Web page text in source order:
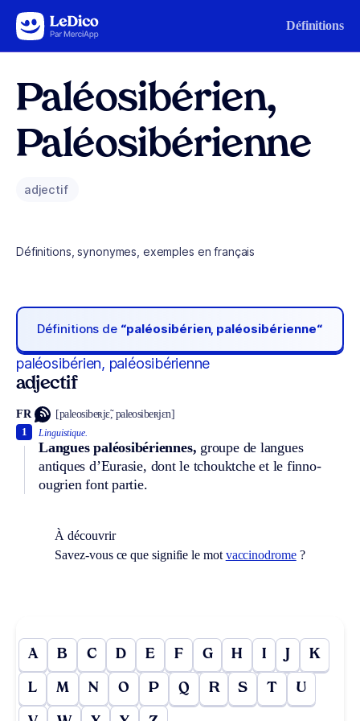
Aller au contenu Définitions
Paléosibérien,
Paléosibérienne
adjectif
Définitions, synonymes, exemples en français
Définitions de “paléosibérien, paléosibérienne“
paléosibérien, paléosibérienne
adjectif
FR [paleosibeʀjɛ̃, paleosibeʀjɛn]
Linguistique.
Langues paléosibériennes, groupe de langues
antiques d’Eurasie, dont le tchouktche et le finno-
ougrien font partie.
1
À découvrir
Savez-vous ce que signifie le mot vaccinodrome?
A B C D E F G H I J K
L M N O P Q R S T U